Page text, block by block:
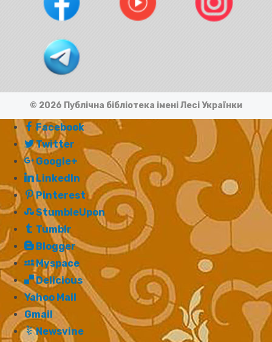
© 2026 Публічна бібліотека імені Лесі Українки
Facebook
Twitter
Google+
LinkedIn
Pinterest
StumbleUpon
Tumblr
Blogger
Myspace
Delicious
Yahoo Mail
Gmail
Newsvine